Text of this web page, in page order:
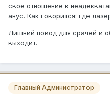
свое отношение к
анус. Как говорится: где
Лишний повод для срачей и
выходит.
Главный Администратор